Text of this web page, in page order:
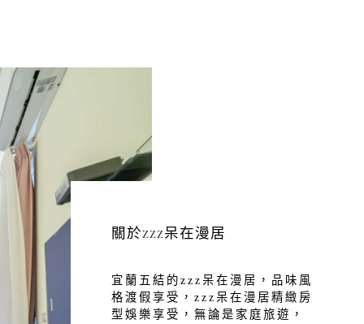
關於zzz呆在漫居
宜蘭五結的zzz呆在漫居，品味風
格渡假享受，zzz呆在漫居精緻房
型娛樂享受，無論是家庭旅遊，